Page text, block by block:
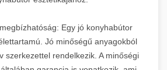
Egy jó konyhabútor
Jó minőségű anyagokból
szerkezettel rendelkezik. A minőségi